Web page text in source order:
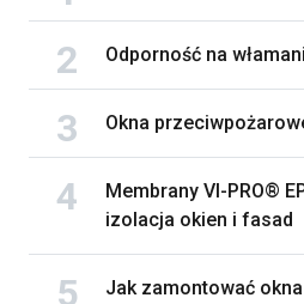
Odporność na
Okna
Membrany VI-PRO®
izolacja okien i fasad
Jak zamontować